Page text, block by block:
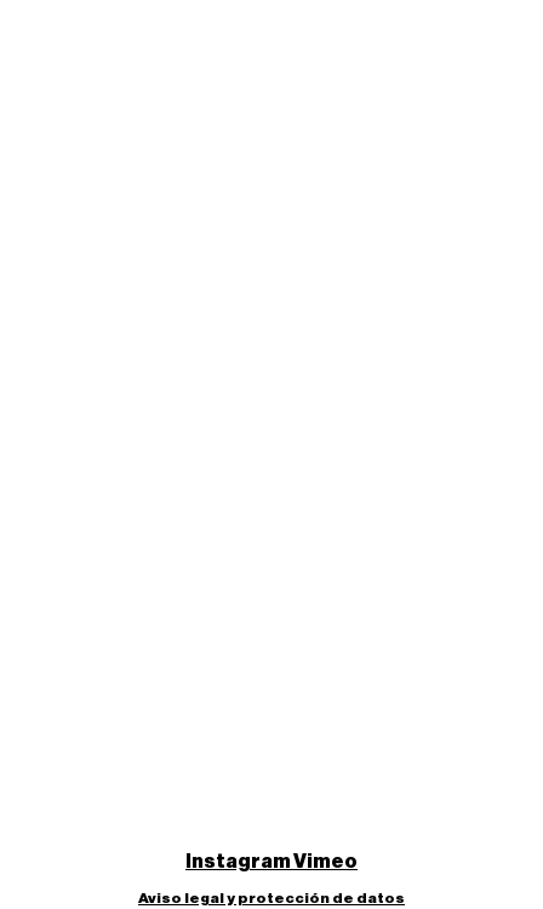
InstagramVimeo
Aviso legal y protección de datos